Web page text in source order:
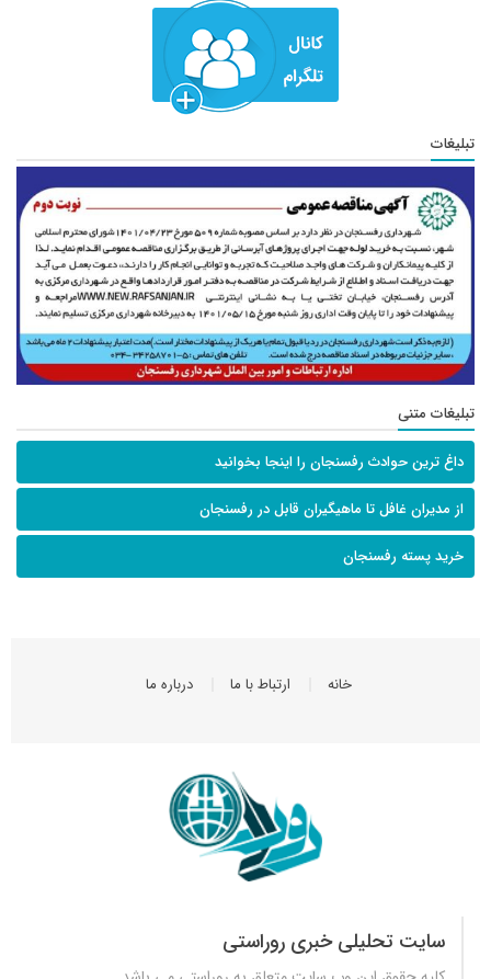
تبلیغات
تبلیغات متنی
داغ ترین حوادث رفسنجان را اینجا بخوانید
از مدیران غافل تا ماهیگیران قابل در رفسنجان
خرید پسته رفسنجان
خانه ارتباط با ما درباره ما
سایت تحلیلی خبری روراستی